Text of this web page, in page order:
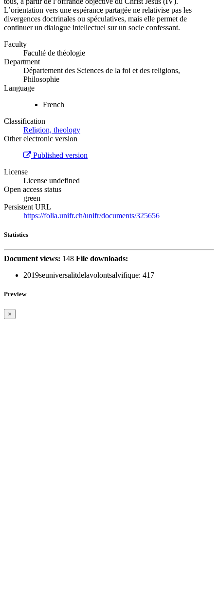
L’orientation vers une espérance partagée ne relativise pas les
divergences doctrinales ou spéculatives, mais elle permet de
continuer un dialogue intellectuel sur un socle confessant.
Faculty
Faculté de théologie
Department
Département des Sciences de la foi et des religions,
Philosophie
Language
French
Classification
Religion, theology
Other electronic version
Published version
License
License undefined
Open access status
green
Persistent URL
https://folia.unifr.ch/unifr/documents/325656
Statistics
Document views: 148 File downloads:
2019seuniversalitdelavolontsalvifique: 417
Preview
×